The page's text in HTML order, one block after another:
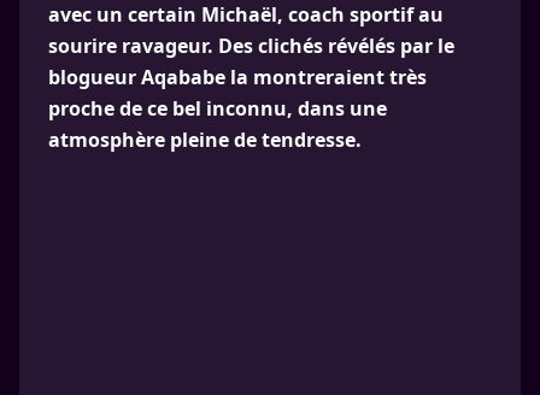
avec un certain Michaël, coach sportif au
sourire ravageur. Des clichés révélés par le
blogueur Aqababe la montreraient très
proche de ce bel inconnu, dans une
atmosphère pleine de tendresse.